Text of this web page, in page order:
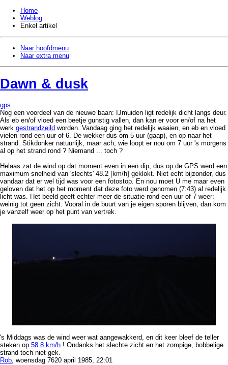
Home
Weblog
Enkel artikel
Naar hoofdmenu
Naar extra menu
Dawn & dusk
gps
Nog een voordeel van de nieuwe baan: IJmuiden ligt redelijk dicht langs deur.
Als eb en/of vloed een beetje gunstig vallen, dan kan er voor en/of na het
werk gestrandzeild worden. Vandaag ging het redelijk waaien, en eb en vloed
vielen rond een uur of 6. De wekker dus om 5 uur (gaap), en op naar het
strand. Stikdonker natuurlijk, maar ach, wie loopt er nou om 7 uur 's morgens
al op het strand rond ? Niemand ... toch ?
Helaas zat de wind op dat moment even in een dip, dus op de GPS werd een
maximum snelheid van 'slechts' 48.2 [km/h] geklokt. Niet echt bijzonder, dus
vandaar dat er wel tijd was voor een fotostop. En nou moet U me maar even
geloven dat het op het moment dat deze foto werd genomen (7:43) al redelijk
licht was. Het beeld geeft echter meer de situatie rond een uur of 7 weer:
weinig tot geen zicht. Vooral in de buurt van je eigen sporen blijven, dan kom
je vanzelf weer op het punt van vertrek.
's Middags was de wind weer wat aangewakkerd, en dit keer bleef de teller
steken op 58.8 km/h ! Ondanks het slechte zicht en het zompige, bobbelige
strand toch niet gek.
Rob, woensdag 7620 april 1985, 22:01